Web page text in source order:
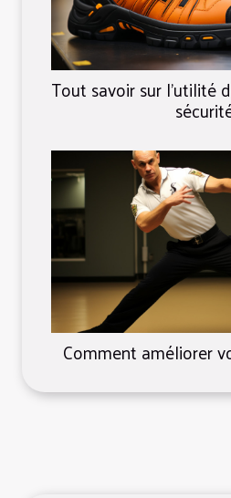
Tout savoir sur l'utilité
Comment améliorer